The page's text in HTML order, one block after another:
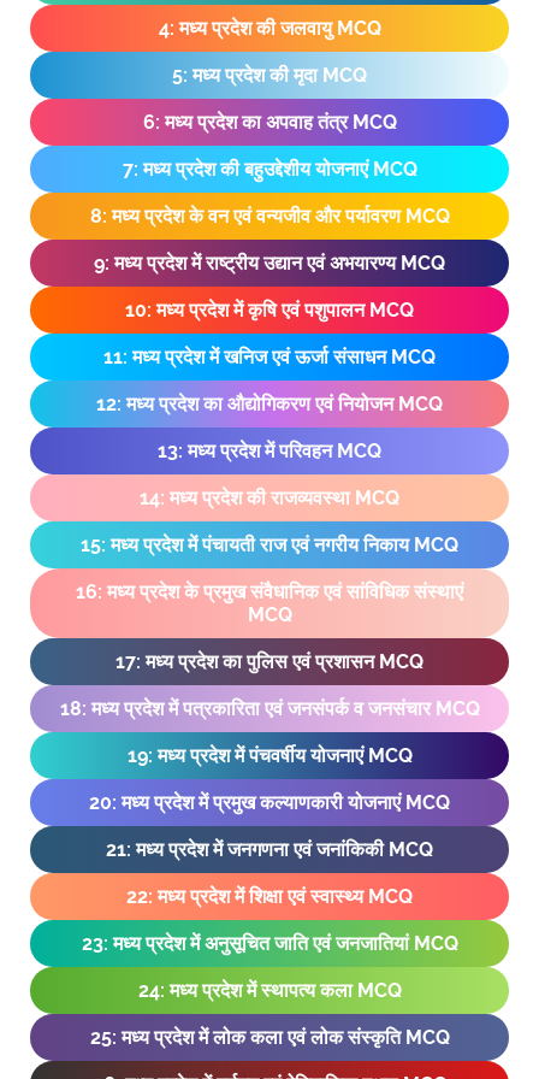
4: मध्य प्रदेश की जलवायु MCQ
5: मध्य प्रदेश की मृदा MCQ
6: मध्य प्रदेश का अपवाह तंत्र MCQ
7: मध्य प्रदेश की बहुउद्देशीय योजनाएं MCQ
8: मध्य प्रदेश के वन एवं वन्यजीव और पर्यावरण MCQ
9: मध्य प्रदेश में राष्ट्रीय उद्यान एवं अभयारण्य MCQ
10: मध्य प्रदेश में कृषि एवं पशुपालन MCQ
11: मध्य प्रदेश में खनिज एवं ऊर्जा संसाधन MCQ
12: मध्य प्रदेश का औद्योगिकरण एवं नियोजन MCQ
13: मध्य प्रदेश में परिवहन MCQ
14: मध्य प्रदेश की राजव्यवस्था MCQ
15: मध्य प्रदेश में पंचायती राज एवं नगरीय निकाय MCQ
16: मध्य प्रदेश के प्रमुख संवैधानिक एवं सांविधिक संस्थाएं
MCQ
17: मध्य प्रदेश का पुलिस एवं प्रशासन MCQ
18: मध्य प्रदेश में पत्रकारिता एवं जनसंपर्क व जनसंचार MCQ
19: मध्य प्रदेश में पंचवर्षीय योजनाएं MCQ
20: मध्य प्रदेश में प्रमुख कल्याणकारी योजनाएं MCQ
21: मध्य प्रदेश में जनगणना एवं जनांकिकी MCQ
22: मध्य प्रदेश में शिक्षा एवं स्वास्थ्य MCQ
23: मध्य प्रदेश में अनुसूचित जाति एवं जनजातियां MCQ
24: मध्य प्रदेश में स्थापत्य कला MCQ
25: मध्य प्रदेश में लोक कला एवं लोक संस्कृति MCQ